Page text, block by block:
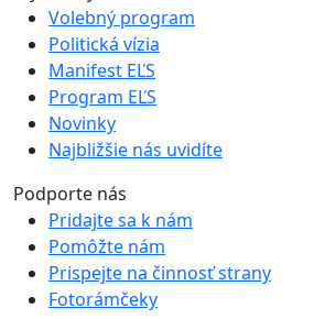
Volebný program
Politická vízia
Manifest EĽS
Program EĽS
Novinky
Najbližšie nás uvidíte
Podporte nás
Pridajte sa k nám
Pomôžte nám
Prispejte na činnosť strany
Fotorámčeky